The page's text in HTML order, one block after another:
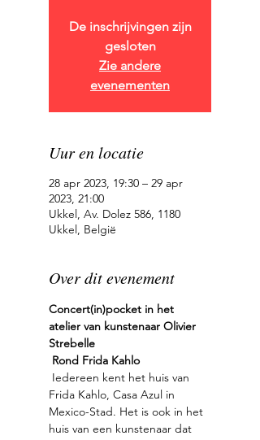
De inschrijvingen zijn
gesloten
Zie andere
evenementen
Uur en locatie
28 apr 2023, 19:30 – 29 apr
2023, 21:00
Ukkel, Av. Dolez 586, 1180
Ukkel, België
Over dit evenement
Concert(in)pocket in het
atelier van kunstenaar Olivier
Strebelle
Rond Frida Kahlo
Frida Kahlo, Casa Azul in
Mexico-Stad. Het is ook in het
huis van een kunstenaar dat